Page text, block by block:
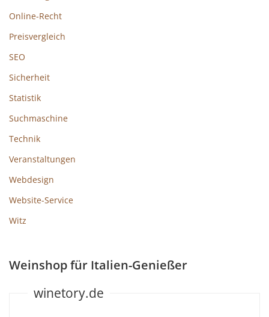
Online-Recht
Preisvergleich
SEO
Sicherheit
Statistik
Suchmaschine
Technik
Veranstaltungen
Webdesign
Website-Service
Witz
Weinshop für Italien-Genießer
winetory.de